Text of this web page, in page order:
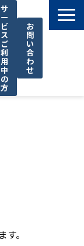
サ
ー
ビ
ス
ご
利
用
中
の
方
お
問
い
合
わ
せ
。